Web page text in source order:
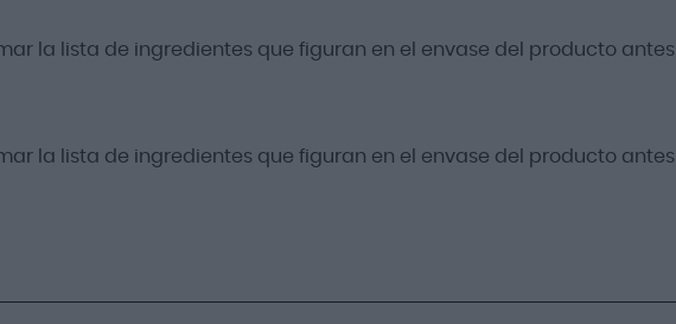
la lista de ingredientes que figuran en el envase del producto antes
la lista de ingredientes que figuran en el envase del producto antes